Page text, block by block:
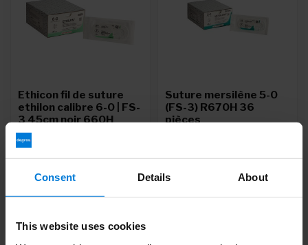
Consent Details About
This website uses cookies
Ethicon fil de suture
ethilon calibre 6-0 | FS-
3 45cm noir 660H
stérile
Deliverytime
267,95 159,90
Suture mersilène 5-0
(FS-3) R670H 36
pièces
160,74
Prix unitaire: 3,47 /